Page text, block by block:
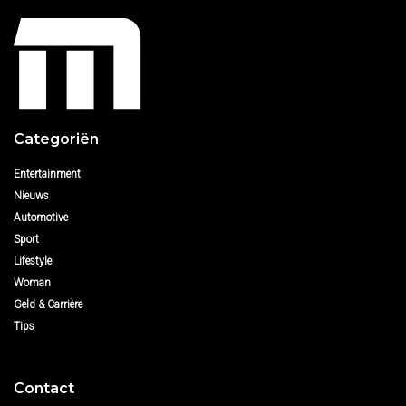
Categoriën
Entertainment
Nieuws
Automotive
Sport
Lifestyle
Woman
Geld & Carrière
Tips
Contact